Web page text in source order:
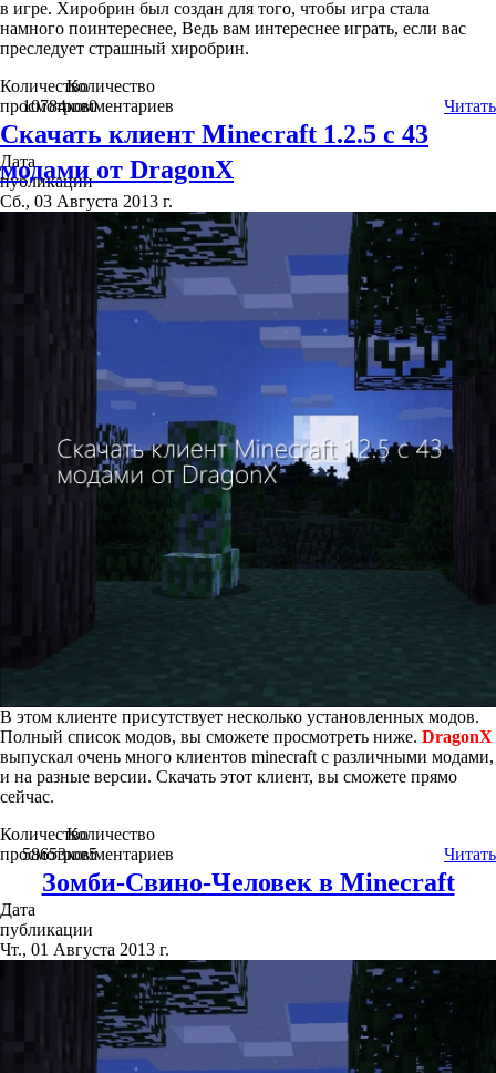
в игре. Хиробрин был создан для того, чтобы игра стала
намного поинтереснее, Ведь вам интереснее играть, если вас
преследует страшный хиробрин.
Количество
просмотров
10784
Количество
комментариев
0 Читать
Скачать клиент Minecraft 1.2.5 с 43
модами от DragonX
Дата
публикации
Сб., 03 Августа 2013 г.
В этом клиенте присутствует несколько установленных модов.
Полный список модов, вы сможете просмотреть ниже. DragonX
выпускал очень много клиентов minecraft с различными модами,
и на разные версии. Скачать этот клиент, вы сможете прямо
сейчас.
Количество
просмотров
58653
Количество
комментариев
5 Читать
Зомби-Свино-Человек в Minecraft
Дата
публикации
Чт., 01 Августа 2013 г.